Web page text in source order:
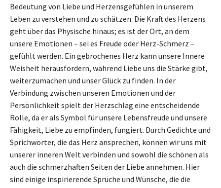
Bedeutung von Liebe und Herzensgefühlen in unserem
Leben zu verstehen und zu schätzen. Die Kraft des Herzens
geht über das Physische hinaus; es ist der Ort, an dem
unsere Emotionen – sei es Freude oder Herz-Schmerz –
gefühlt werden. Ein gebrochenes Herz kann unsere Innere
Weisheit herausfordern, während Liebe uns die Stärke gibt,
weiterzumachen und unser Glück zu finden. In der
Verbindung zwischen unseren Emotionen und der
Persönlichkeit spielt der Herzschlag eine entscheidende
Rolle, da er als Symbol für unsere Lebensfreude und unsere
Fähigkeit, Liebe zu empfinden, fungiert. Durch Gedichte und
Sprichwörter, die das Herz ansprechen, können wir uns mit
unserer inneren Welt verbinden und sowohl die schönen als
auch die schmerzhaften Seiten der Liebe annehmen. Hier
sind einige inspirierende Sprüche und Wünsche, die die